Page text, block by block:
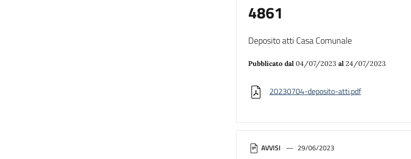
4861
Deposito atti Casa Comunale
Pubblicato dal 04/07/2023 al24/07/2023
20230704-deposito-atti.pdf
AVVISI 29/06/2023